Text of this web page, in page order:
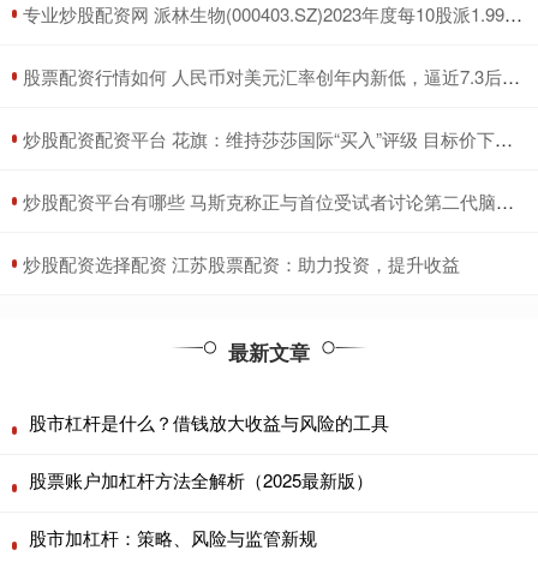
​专业炒股配资网 派林生物(000403.SZ)2023年度每10股派1.999297元 股权登记日为6月27日
​股票配资行情如何 人民币对美元汇率创年内新低，逼近7.3后怎么走？
​炒股配资配资平台 花旗：维持莎莎国际“买入”评级 目标价下调至1.49港元
​炒股配资平台有哪些 马斯克称正与首位受试者讨论第二代脑机芯片
​炒股配资选择配资 江苏股票配资：助力投资，提升收益
最新文章
股市杠杆是什么？借钱放大收益与风险的工具
股票账户加杠杆方法全解析（2025最新版）
股市加杠杆：策略、风险与监管新规